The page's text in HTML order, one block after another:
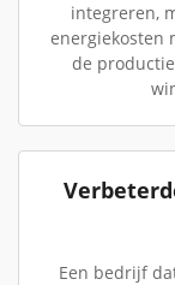
integreren,
energiekosten
de
Een bedrijf